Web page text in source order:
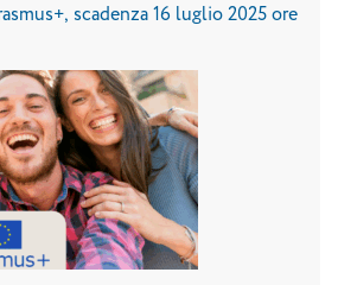
scadenza 16 luglio 2025 ore